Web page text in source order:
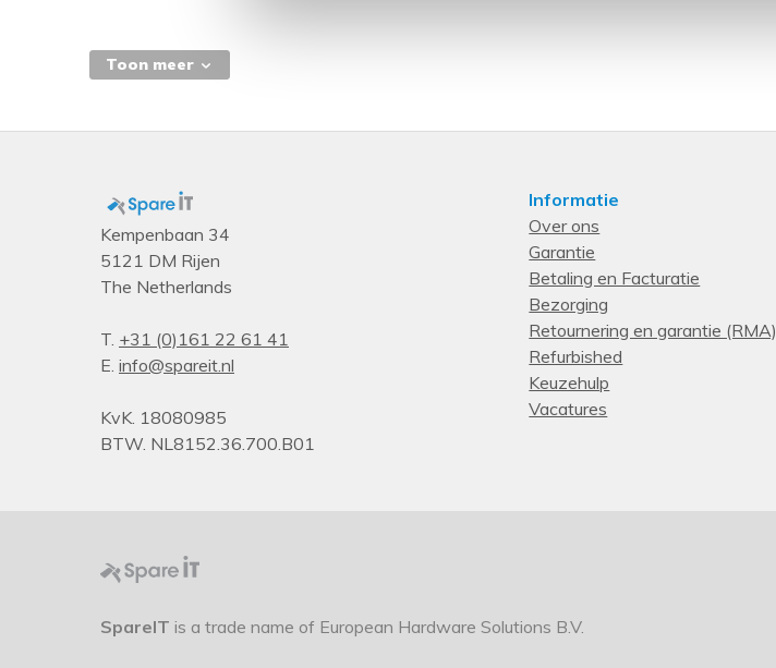
Toon meer
Kempenbaan 34
5121 DM Rijen
The Netherlands
T. +31 (0)161 22 61 41
E. info@spareit.nl
KvK. 18080985
BTW. NL8152.36.700.B01
Informatie
Over ons
Garantie
Betaling en Facturatie
Bezorging
Retournering en garantie (RMA)
Refurbished
Keuzehulp
Vacatures
SpareIT is a trade name of European Hardware Solutions B.V.